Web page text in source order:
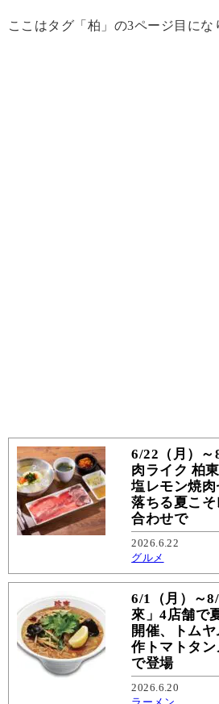
ここはタグ「柏」の3ページ目にな
6/22（月）
肉ライク 柏
塩レモン焼
落ちる夏こ
合わせで
2026.6.22
グルメ
6/1（月）～
來」4店舗で
開催、トム
作トマトタ
で登場
2026.6.20